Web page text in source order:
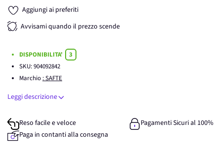
Aggiungi ai preferiti
Avvisami quando il prezzo scende
DISPONIBILITA'
3
SKU:904092842
Marchio : SAFTE
Leggi descrizione
Reso facile e veloce
Pagamenti Sicuri al 100%
Paga in contanti alla consegna